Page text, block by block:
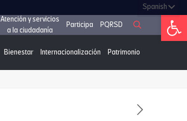
Abrir
Atención y servicios
a la ciudadanía
Participa PQRSD
Bienestar Internacionalización Patrimonio